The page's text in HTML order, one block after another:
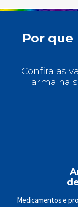
Por que
Confira as
Farma na
Medicamentos e